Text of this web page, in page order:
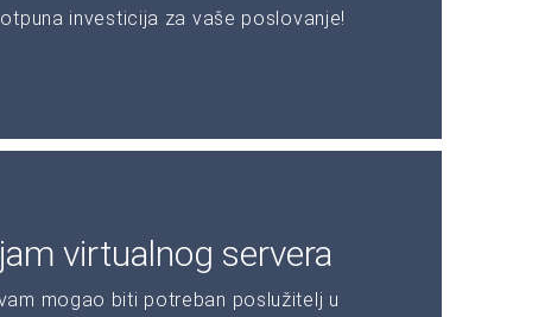
investicija za vaše poslovanje!
virtualnog servera
mogao biti potreban poslužitelj u